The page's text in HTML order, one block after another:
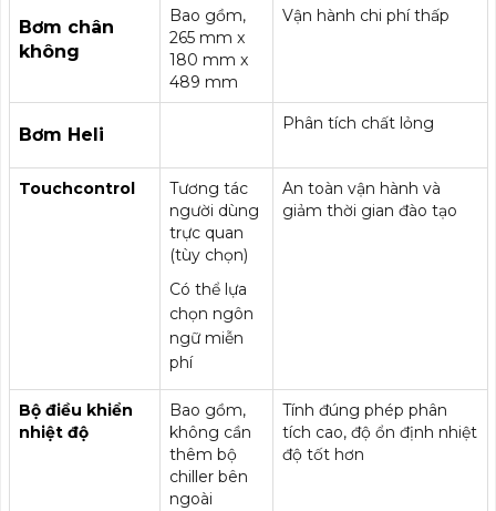
Bơm chân
không
Bao gồm,
265 mm x
180 mm x
489 mm
Vận hành chi phí thấp
Bơm Heli
Phân tích chất lỏng
Touchcontrol
Tương tác
người dùng
trực quan
(tùy chọn)
Có thể lựa
chọn ngôn
ngữ miễn
phí
An toàn vận hành và
giảm thời gian đào tạo
Bộ điều khiển
nhiệt độ
Bao gồm,
không cần
thêm bộ
chiller bên
ngoài
Tính đúng phép phân
tích cao, độ ổn định nhiệt
độ tốt hơn